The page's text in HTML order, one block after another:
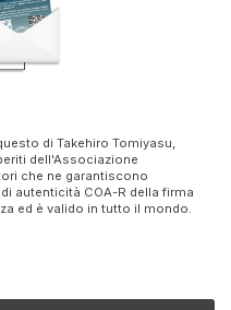
di Takehiro Tomiyasu,
dell'Associazione
che ne garantiscono
autenticità COA-R della firma
ed è valido in tutto il mondo.